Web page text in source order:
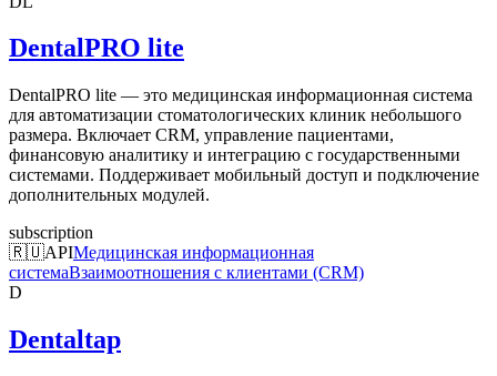
DentalPRO lite
DentalPRO lite — это медицинская информационная система
для автоматизации стоматологических клиник небольшого
размера. Включает CRM, управление пациентами,
финансовую аналитику и интеграцию с государственными
системами. Поддерживает мобильный доступ и подключение
дополнительных модулей.
subscription
🇷🇺APIМедицинская информационная
системаВзаимоотношения с клиентами (CRM)
D
Dentaltap